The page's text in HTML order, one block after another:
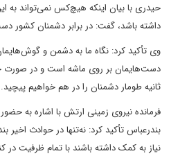
حیدری با بیان اینکه هیچ‌کس نمی‌تواند به
داشته باشد، گفت: در برابر دشمنان کشور
وی تأکید کرد: نگاه ما به دشمن و
دست‌هایمان بر روی ماشه است و در صورت
ثانیه طومار دشمنان را در هم خواهیم پیچید.
فرمانده نیروی زمینی ارتش با اشاره به
بندرعباس تأکید کرد: نه‌تنها در حوادث اخیر
نیاز به کمک داشته باشند با تمام ظرفیت در